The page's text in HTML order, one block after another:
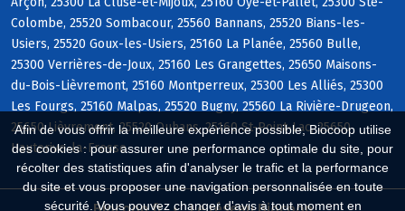
Afin de vous offrir la meilleure expérience possible, Biocoop utilise
des cookies : pour assurer une performance optimale du site, pour
récolter des statistiques afin d'analyser le trafic et la performance
du site et vous proposer une navigation personnalisée en toute
sécurité. Vous pouvez changer d'avis à tout moment en
Colombe, 25520 Sombacour, 25560 Bannans, 25520 Bians-les-
Usiers, 25520 Goux-les-Usiers, 25160 La Planée, 25560 Bulle,
25300 Verrières-de-Joux, 25160 Les Grangettes, 25650 Maisons-
du-Bois-Lièvremont, 25160 Montperreux, 25300 Les Alliés, 25300
Les Fourgs, 25160 Malpas, 25520 Bugny, 25560 La Rivière-Drugeon,
25650 Lièvremont, 25520 Ouhans, 25160 St-Point-Lac, 25650
Hauterive-la-Fresse